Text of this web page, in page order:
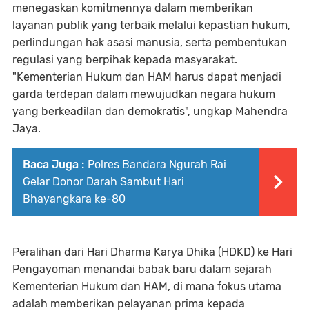
menegaskan komitmennya dalam memberikan
layanan publik yang terbaik melalui kepastian hukum,
perlindungan hak asasi manusia, serta pembentukan
regulasi yang berpihak kepada masyarakat.
"Kementerian Hukum dan HAM harus dapat menjadi
garda terdepan dalam mewujudkan negara hukum
yang berkeadilan dan demokratis", ungkap Mahendra
Jaya.
Baca Juga : Polres Bandara Ngurah Rai
Gelar Donor Darah Sambut Hari
Bhayangkara ke-80
Peralihan dari Hari Dharma Karya Dhika (HDKD) ke Hari
Pengayoman menandai babak baru dalam sejarah
Kementerian Hukum dan HAM, di mana fokus utama
adalah memberikan pelayanan prima kepada